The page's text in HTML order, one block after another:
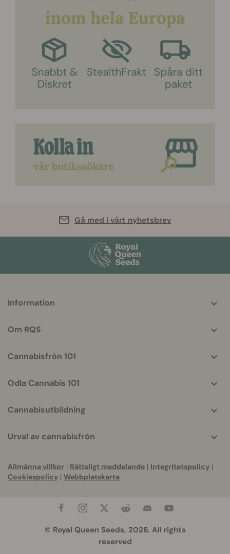
Gå med i vårt nyhetsbrev
helpful
Information
Om RQS
Cannabisfrön 101
Odla Cannabis 101
Cannabisutbildning
Urval av cannabisfrön
Allmänna villkor | Rättsligt meddelande | Integritetspolicy |
Cookiespolicy | Webbplatskarta
© Royal Queen Seeds, 2026. All rights
reserved